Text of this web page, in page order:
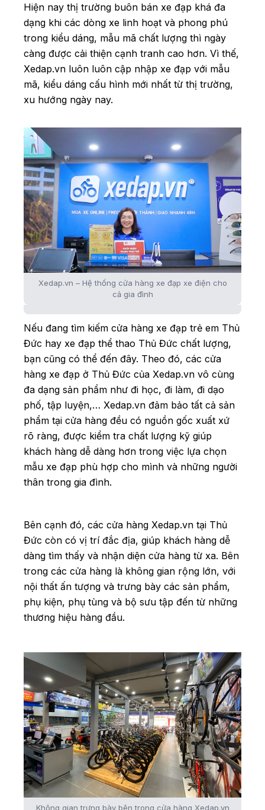
Hiện nay thị trường buôn bán xe đạp khá đa
dạng khi các dòng xe linh hoạt và phong phú
trong kiểu dáng, mẫu mã chất lượng thì ngày
càng được cải thiện cạnh tranh cao hơn. Vì thế,
Xedap.vn luôn luôn cập nhập xe đạp với mẫu
mã, kiểu dáng cấu hình mới nhất từ thị trường,
xu hướng ngày nay.
Xedap.vn – Hệ thống cửa hàng xe đạp xe điện cho
cả gia đình
Nếu đang tìm kiếm cửa hàng xe đạp trẻ em Thủ
Đức hay xe đạp thể thao Thủ Đức chất lượng,
bạn cũng có thể đến đây. Theo đó, các cửa
hàng xe đạp ở Thủ Đức của Xedap.vn vô cùng
đa dạng sản phẩm như đi học, đi làm, đi dạo
phố, tập luyện,… Xedap.vn đảm bảo tất cả sản
phẩm tại cửa hàng đều có nguồn gốc xuất xứ
rõ ràng, được kiểm tra chất lượng kỹ giúp
khách hàng dễ dàng hơn trong việc lựa chọn
mẫu xe đạp phù hợp cho mình và những người
thân trong gia đình.
Bên cạnh đó, các cửa hàng Xedap.vn tại Thủ
Đức còn có vị trí đắc địa, giúp khách hàng dễ
dàng tìm thấy và nhận diện cửa hàng từ xa. Bên
trong các cửa hàng là không gian rộng lớn, với
nội thất ấn tượng và trưng bày các sản phẩm,
phụ kiện, phụ tùng và bộ sưu tập đến từ những
thương hiệu hàng đầu.
Không gian trưng bày bên trong cửa hàng Xedap.vn